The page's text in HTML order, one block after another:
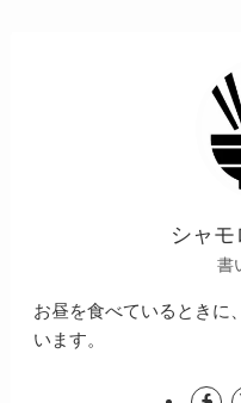
シャ
書
お昼を食べているときに
います。